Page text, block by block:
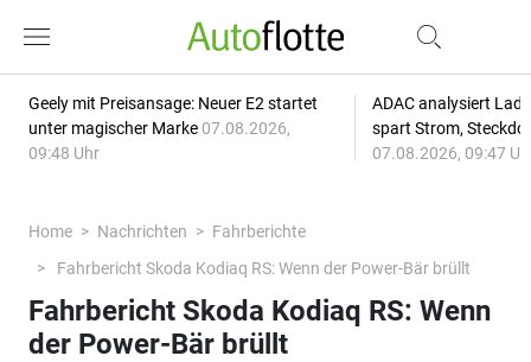
Geely mit Preisansage: Neuer E2 startet
unter magischer Marke 07.08.2026,
09:48 Uhr
ADAC analysiert
spart Strom,
07.08.2026, 09:47
Home Nachrichten
Fahrberichte
Fahrbericht Skoda Kodiaq RS: Wenn der Power-Bär brüllt
Fahrbericht Skoda Kodiaq RS: Wenn
der Power-Bär brüllt